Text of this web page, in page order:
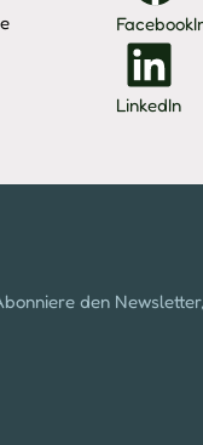
Facebook
LinkedIn
den